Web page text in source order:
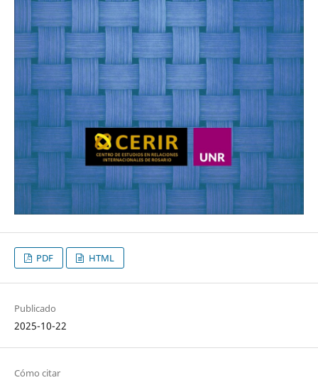
PDF HTML
Publicado
2025-10-22
Cómo citar